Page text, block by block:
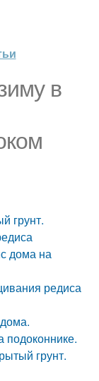
в
грунт.
дома на
редиса
грунт.